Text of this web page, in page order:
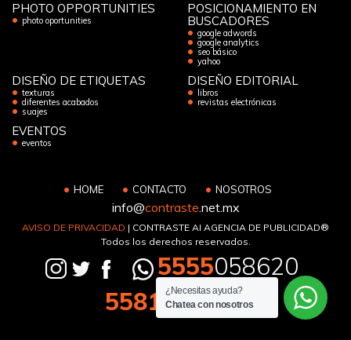
PHOTO OPPORTUNITIES
photo oportunities
POSICIONAMIENTO EN
BUSCADORES
google adwords
google analytics
seo básico
yahoo
DISEÑO DE ETIQUETAS
texturas
diferentes acabados
suajes
DISEÑO EDITORIAL
libros
revistas electrónicas
EVENTOS
eventos
HOME CONTACTO NOSOTROS
info@contraste.net.mx
AVISO DE PRIVACIDAD | CONTRASTE AI AGENCIA DE PUBLICIDAD®
Todos los derechos reservados.
5555058620
5581 133194
¿Necesitas ayuda?
Chatea con nosotros